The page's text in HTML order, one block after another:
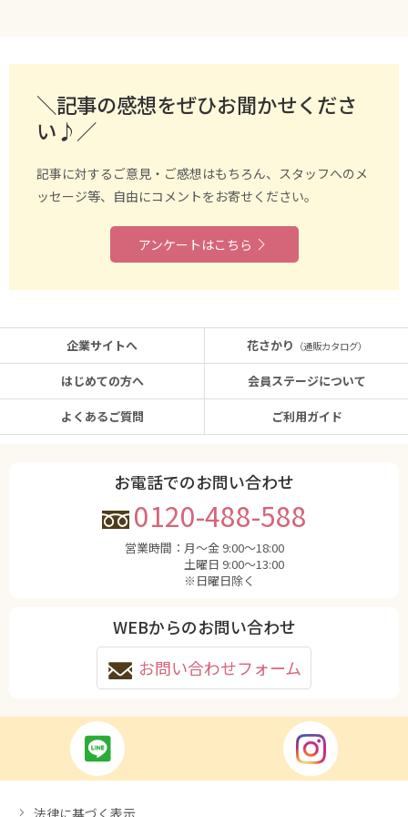
＼記事の感想をぜひお聞かせくださ
い♪／
記事に対するご意見・ご感想はもちろん、スタッフへのメ
ッセージ等、自由にコメントをお寄せください。
アンケートはこちら
企業サイトへ
はじめての方へ
よくあるご質問
花さかり （通販カタログ）
会員ステージについて
ご利用ガイド
お電話でのお問い合わせ
0120-488-588
営業時間： 月〜金 9:00〜18:00
土曜日 9:00〜13:00
※日曜日除く
WEBからのお問い合わせ
お問い合わせフォーム
法律に基づく表示